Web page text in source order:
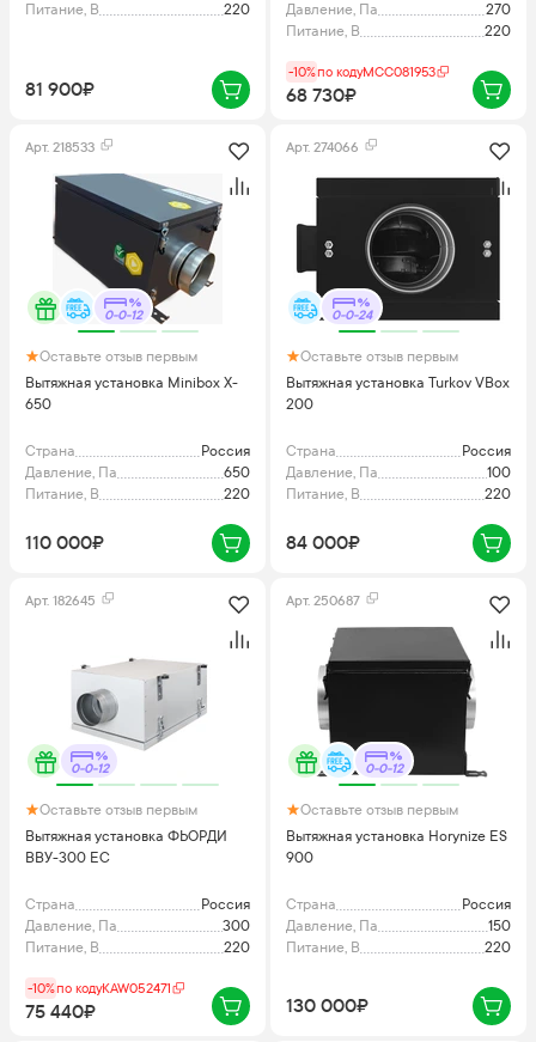
Питание, В
220
81 900₽
Давление, Па
270
Питание, В
220
-10%по кодуMCC081953
68 730₽
Арт. 218533
0-0-12
Оставьте отзыв первым
Вытяжная установка Minibox X-
650
Страна
Россия
Давление, Па
650
Питание, В
220
110 000₽
Арт. 274066
0-0-24
Оставьте отзыв первым
Вытяжная установка Turkov VBox
200
Страна
Россия
Давление, Па
100
Питание, В
220
84 000₽
Арт. 182645
0-0-12
Оставьте отзыв первым
Вытяжная установка ФЬОРДИ
ВВУ-300 ЕС
Страна
Россия
Давление, Па
300
Питание, В
220
-10%по кодуKAW052471
75 440₽
Арт. 250687
0-0-12
Оставьте отзыв первым
Вытяжная установка Horynize ES
900
Страна
Россия
Давление, Па
150
Питание, В
220
130 000₽